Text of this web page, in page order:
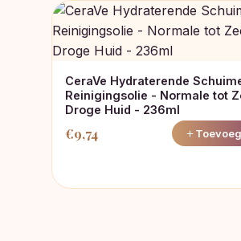
CeraVe Hydraterende
Reinigingsolie - Normale tot
Droge Huid - 236ml
€9,74